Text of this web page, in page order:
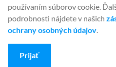
SEO pre francúzske
SEO pre predajne
SEO pre predajne nábytku
2015 -2026©
používaním súborov cookie.
podrobnosti nájdete v našich
ochrany osobných údajov.
Prijať